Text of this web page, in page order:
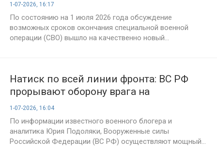
1-07-2026, 16:17
По состоянию на 1 июля 2026 года обсуждение
возможных сроков окончания специальной военной
операции (СВО) вышло на качественно новый...
Натиск по всей линии фронта: ВС РФ
прорывают оборону врага на
Запорожском и Краматорском
направлениях — сводка Юрия Подоляки
на 1 июля 2026 года
1-07-2026, 16:04
По информации известного военного блогера и
аналитика Юрия Подоляки, Вооруженные силы
Российской Федерации (ВС РФ) осуществляют мощный...